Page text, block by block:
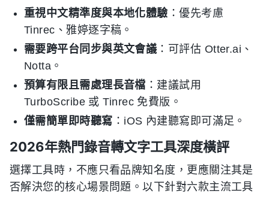
重視中文精準度與本地化體驗 ：優先考慮
Tinrec、雅婷逐字稿。
需要跨平台同步與英文會議 ：可評估 Otter.ai、
Notta。
預算有限且需處理長音檔 ：建議試用
TurboScribe 或 Tinrec 免費版。
僅需簡單即時聽寫 ：iOS 內建聽寫即可滿足。
2026年熱門錄音轉文字工具深度橫評
選擇工具時，不應只看品牌知名度，更應關注其是
否解決您的核心場景問題。以下針對六款主流工具